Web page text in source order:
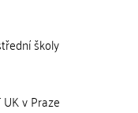
školy
v Praze